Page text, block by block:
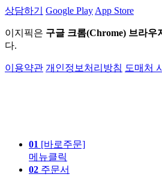
상담하기 Google Play App Store
이지픽은 구글 크롬(Chrome) 브라우
다.
이용약관 개인정보처리방침 도매처
01 [바로주문]
메뉴클릭
02 주문서